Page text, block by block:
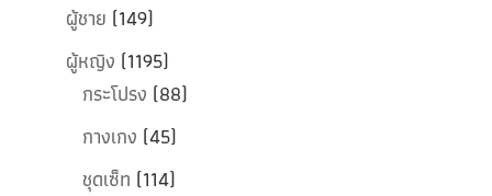
ผู้ชาย (149)
ผู้หญิง (1195)
กระโปรง (88)
กางเกง (45)
ชุดเซ็ท (114)